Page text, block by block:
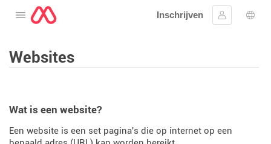
Open het menu
Inschrijven
Aanmelden
Taal
Websites
Wat is een website?
Een website is een set pagina's die op internet op een